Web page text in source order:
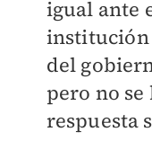
igual ante
institución
del
pero no
respuesta